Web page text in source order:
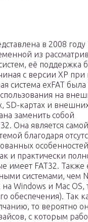
в 2008 году
из
её поддержка
с версии XP
система exFAT была
на
SD-картах и
заменить собой
Она является
благодаря
и практически
имеет FAT32. Также
системами, чем
Windows и Mac
обеспечения). Так
то вероятно
с которым